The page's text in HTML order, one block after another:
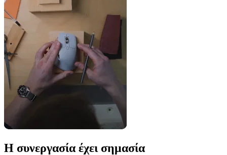
Η συνεργασία έχει σημασία